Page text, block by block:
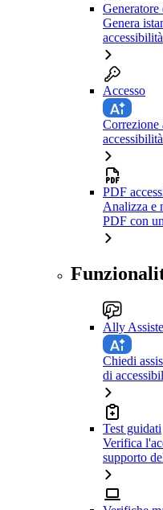
Genera
accessibilità
Accesso
Correzione
PDF
Analizza e
PDF con
Ally
Chiedi
di
Test guidati
Verifica
supporto